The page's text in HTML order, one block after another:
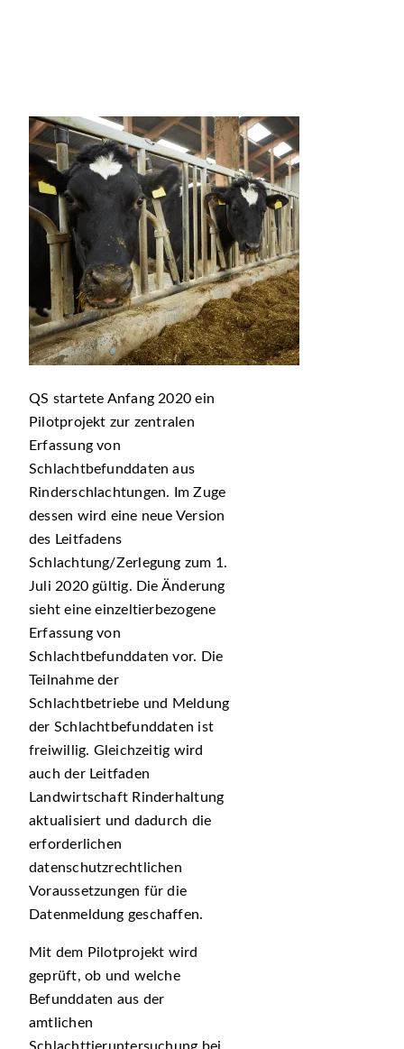
QS startete Anfang 2020 ein
Pilotprojekt zur zentralen
Erfassung von
Schlachtbefunddaten aus
Rinderschlachtungen. Im Zuge
dessen wird eine neue Version
des Leitfadens
Schlachtung/Zerlegung zum 1.
Juli 2020 gültig. Die Änderung
sieht eine einzeltierbezogene
Erfassung von
Schlachtbefunddaten vor. Die
Teilnahme der
Schlachtbetriebe und Meldung
der Schlachtbefunddaten ist
freiwillig. Gleichzeitig wird
auch der Leitfaden
Landwirtschaft Rinderhaltung
aktualisiert und dadurch die
erforderlichen
datenschutzrechtlichen
Voraussetzungen für die
Datenmeldung geschaffen.
Mit dem Pilotprojekt wird
geprüft, ob und welche
Befunddaten aus der
amtlichen